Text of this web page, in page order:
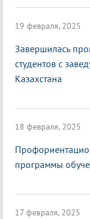
19 февраля, 2025
Завершилась
студентов с
Казахстана
18 февраля, 2025
программы
17 февраля, 2025